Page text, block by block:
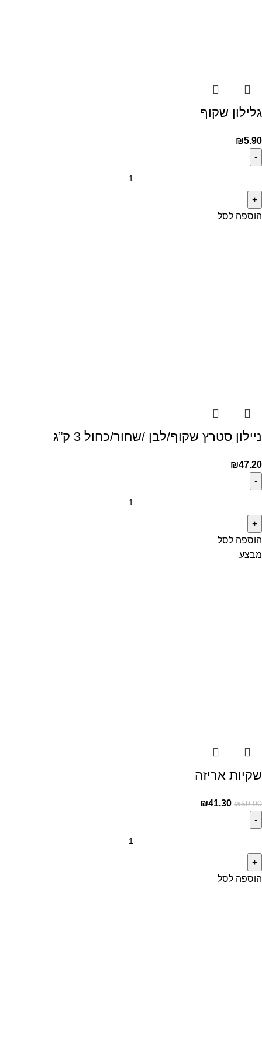
גלילון שקוף
₪5.90
הוספה לסל
ניילון סטרץ שקוף/לבן /שחור/כחול 3 ק”ג
₪47.20
הוספה לסל
מבצע
שקיות אריזה
₪59.00
₪41.30
הוספה לסל